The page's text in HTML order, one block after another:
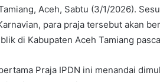
Aceh, Sabtu (3/1/2026).
para praja tersebut akan
di Kabupaten Aceh Tamiang
Praja IPDN ini menandai